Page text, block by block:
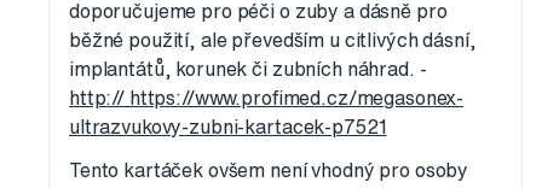
doporučujeme pro péči o zuby a dásně pro
běžné použití, ale převedším u citlivých dásní,
implantátů, korunek či zubních náhrad. -
http:// https://www.profimed.cz/megasonex-
ultrazvukovy-zubni-kartacek-p7521
Tento kartáček ovšem není vhodný pro osoby